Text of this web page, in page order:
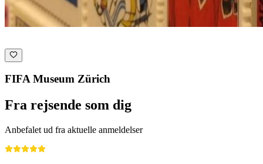
FIFA Museum Zürich
Fra rejsende som dig
Anbefalet ud fra aktuelle anmeldelser